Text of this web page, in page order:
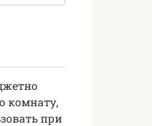
комнату,
при